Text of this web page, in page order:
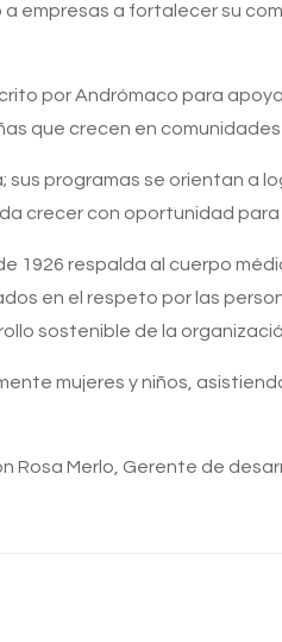
a fortalecer su
por Andrómaco para
que crecen en
programas se orientan a
crecer con oportunidad para
respalda al cuerpo
en el respeto por las
sostenible de la
mujeres y niños,
Merlo, Gerente de